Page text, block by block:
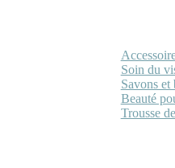
Soin du
Savons et
Beauté
Trousse